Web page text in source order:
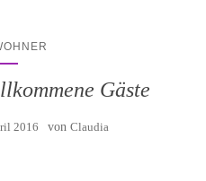
Gäste
2016 von Claudia